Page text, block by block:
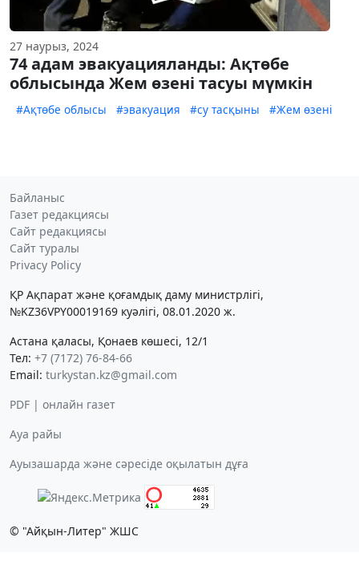
27 наурыз, 2024
74 адам эвакуацияланды: Ақтөбе
облысында Жем өзені тасуы мүмкін
#Ақтөбе облысы #эвакуация #су тасқыны #Жем өзені
Байланыс
Газет редакциясы
Сайт редакциясы
Сайт туралы
Privacy Policy
ҚР Ақпарат және қоғамдық даму министрлігі,
№KZ36VPY00019169 куәлігі, 08.01.2020 ж.
Астана қаласы, Қонаев көшесі, 12/1
Тел: +7 (7172) 76-84-66
Email: turkystan.kz@gmail.com
PDF | онлайн газет
Ауа райы
Ауызашарда және сәресіде оқылатын дұға
© "Айқын-Литер" ЖШС